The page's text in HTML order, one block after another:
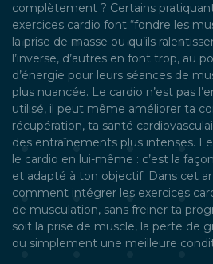
complètement ? Certains
exercices cardio font “fondre les
la prise de masse ou qu’ils
l’inverse, d’autres en font trop, au
d’énergie pour leurs séances de
plus nuancée. Le cardio n’est pas
utilisé, il peut même améliorer ta
récupération, ta santé
des entraînements plus intenses.
le cardio en lui-même : c’est la
et adapté à ton objectif. Dans cet
comment intégrer les exercices
de musculation, sans freiner ta
soit la prise de muscle, la perte de
ou simplement une meilleure